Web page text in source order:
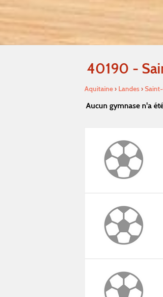
40190 -
Aquitaine› Landes›
Aucun gymnase n'a